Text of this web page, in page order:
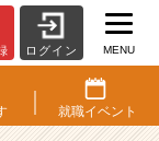
ログイン MENU
就職イベント